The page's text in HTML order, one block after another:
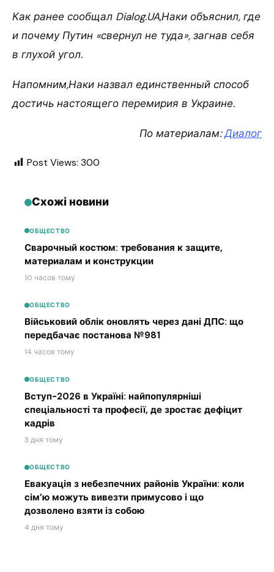
Как ранее сообщал Dialog.UA,Наки объяснил, где
и почему Путин «свернул не туда», загнав себя
в глухой угол.
Напомним,Наки назвал единственный способ
достичь настоящего перемирия в Украине.
По материалам:Диалог
Post Views: 300
Схожі новини
ОБЩЕСТВО
Сварочный костюм: требования к защите,
материалам и конструкции
10 часов тому
ОБЩЕСТВО
Військовий облік оновлять через дані ДПС: що
передбачає постанова №981
14 часов тому
ОБЩЕСТВО
Вступ-2026 в Україні: найпопулярніші
спеціальності та професії, де зростає дефіцит
кадрів
3 дня тому
ОБЩЕСТВО
Евакуація з небезпечних районів України: коли
сім’ю можуть вивезти примусово і що
дозволено взяти із собою
4 дня тому